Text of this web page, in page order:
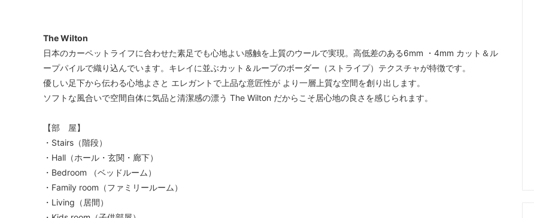
The Wilton
日本のカーペットライフに合わせた素足でも心地よい感触を上質のウールで実現。高低差のある6mm ・4mm カット＆ル
ープパイルで織り込んでいます。キレイに並ぶカット＆ループのボーダー（ストライプ）テクスチャが特徴です。
優しい足下から伝わる心地よさと エレガントで上品な意匠性が より一層上質な空間を創り出します。
ソフトな風合いで空間自体に気品と清潔感の漂う The Wilton だからこそ居心地の良さを感じられます。
【部 屋】
・Stairs（階段）
・Hall（ホール・玄関・廊下）
・Bedroom （ベッドルーム）
・Family room（ファミリールーム）
・Living（居間）